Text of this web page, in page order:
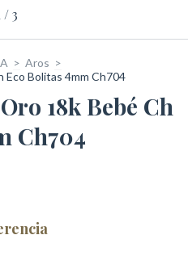
/3
> Aros >
Bolitas 4mm Ch704
18k Bebé Ch
Ch704